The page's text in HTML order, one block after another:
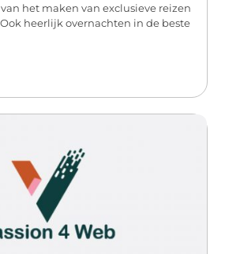
het maken van exclusieve reizen
heerlijk overnachten in de beste